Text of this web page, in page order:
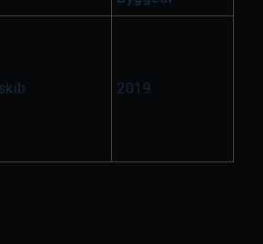
2019